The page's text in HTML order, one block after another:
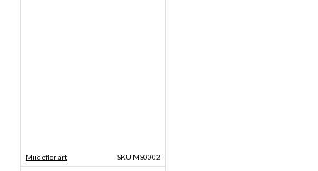
Miidefloriart SKU MS0002